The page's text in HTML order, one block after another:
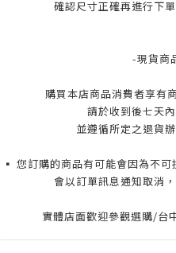
確認尺寸正確再進行下
-現貨商
購買本店商品消費者享有
請於收到後七天
並遵循所定之退貨
▪️ 您訂購的商品有可能會因為不
會以訂單訊息通知取消
實體店面歡迎參觀選購/台